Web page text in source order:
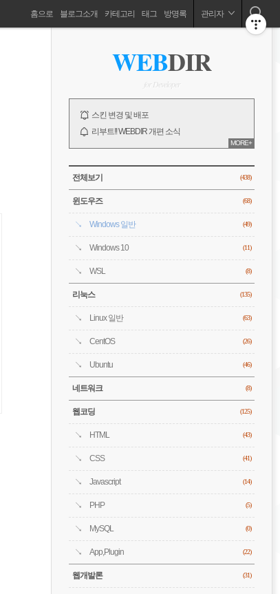
홈으로 블로그소개 카테고리 태그 방명록 관리자
WEBDIR
for Developer
NOTICE스킨 변경 및 배포
리부트!! WEBDIR 개편 소식
오픈!! WEBDIR 블로그 소개
전체 보기
MORE+
CATEGORY
전체보기 (438)
윈도우즈 (68)
Windows 일반 (49)
Windows 10 (11)
WSL (8)
리눅스 (135)
Linux 일반 (63)
CentOS (26)
Ubuntu (46)
네트워크 (8)
웹코딩 (125)
HTML (43)
CSS (41)
Javascript (14)
PHP (5)
MySQL (0)
App,Plugin (22)
웹개발론 (31)